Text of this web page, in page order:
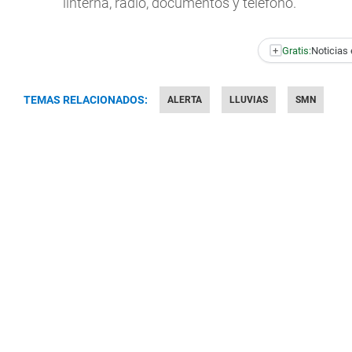
+ Gratis:Noticias
TEMAS RELACIONADOS: ALERTA LLUVIAS SMN